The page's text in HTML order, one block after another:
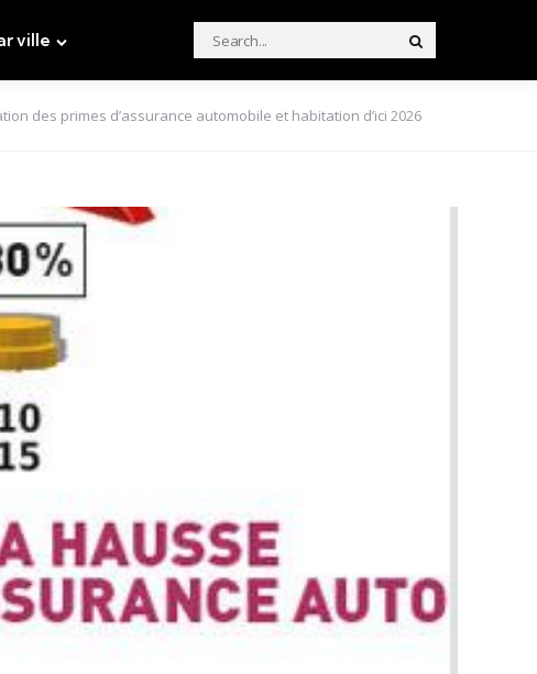
ville
Search
for:
des primes d’assurance automobile et habitation d’ici 2026